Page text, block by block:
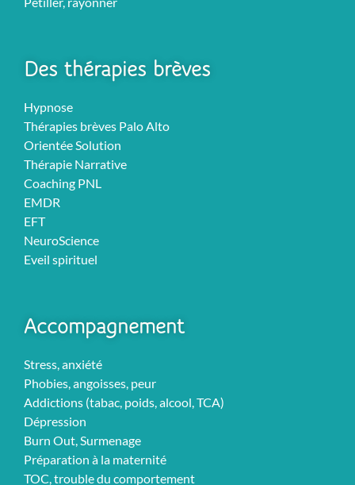
Des thérapies brèves
Hypnose
Thérapies brèves Palo Alto
Orientée Solution
Thérapie Narrative
Coaching PNL
EMDR
EFT
NeuroScience
Eveil spirituel
Accompagnement
Stress, anxiété
Phobies, angoisses, peur
Addictions (tabac, poids, alcool, TCA)
Dépression
Burn Out, Surmenage
Préparation à la maternité
TOC, trouble du comportement